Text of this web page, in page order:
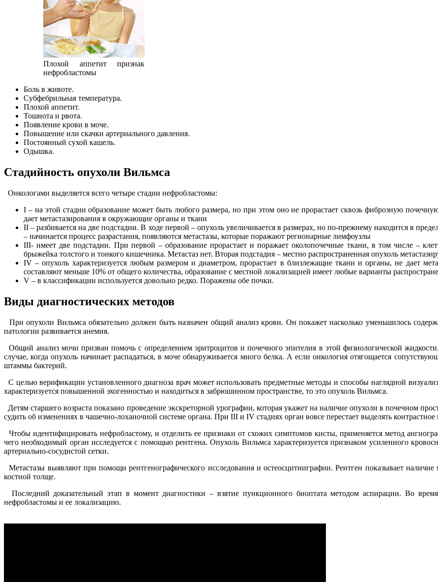
Плохой аппетит признак
нефробластомы
Боль в животе.
Субфебрильная температура.
Плохой аппетит.
Тошнота и рвота.
Появление крови в моче.
Повышение или скачки артериального давления.
Постоянный сухой кашель.
Одышка.
Стадийность опухоли Вильмса
Онкологами выделяется всего четыре стадии нефробластомы:
I – на этой стадии образование может быть любого размера, но при этом оно не прорастает сквозь фиброзную
дает метастазирования в окружающие органы и ткани
II – разбивается на две подстадии. В ходе первой – опухоль увеличивается в размерах, но по-прежнему находится в
– начинается процесс разрастания, появляются метастазы, которые поражают регионарные лимфоузлы
III- имеет две подстадии. При первой – образование прорастает и поражает околопочечные ткани, в том числе –
брыжейка толстого и тонкого кишечника. Метастаз нет. Вторая подстадия – местно распространенная опухоль
IV – опухоль характеризуется любым размером и диаметром, прорастает в близлежащие ткани и органы, не дает
составляют меньше 10% от общего количества, образование с местной локализацией имеет любые варианты
V – в классификации используется довольно редко. Поражены обе почки.
Виды диагностических методов
При опухоли Вильмса обязательно должен быть назначен общий анализ крови. Он покажет насколько уменьшилось
патологии развивается анемия.
Общий анализ мочи призван помочь с определением эритроцитов и почечного эпителия в этой физиологической
случае, когда опухоль начинает распадаться, в моче обнаруживается много белка. А если онкология отягощается
штаммы бактерий.
С целью верификации установленного диагноза врач может использовать предметные методы и способы наглядной
характеризуется повышенной эхогенностью и находиться в забрюшинном пространстве, то это опухоль Вильмса.
Детям старшего возраста показано проведение экскреторной урографии, которая укажет на наличие опухоли в почечном
судить об изменениях в чашечно-лоханочной системе органа. При III и IV стадиях орган вовсе перестает выделять контрастное
Чтобы идентифицировать нефробластому, и отделить ее признаки от схожих симптомов кисты, применяется метод
чего необходимый орган исследуется с помощью рентгена. Опухоль Вильмса характеризуется признаком усиленного
артериально-сосудистой сетки.
Метастазы выявляют при помощи рентгенографического исследования и остеосцитниграфии. Рентген показывает наличие
костной толще.
Последний доказательный этап в момент диагностики – взятие пункционного биоптата методом аспирации. Во
нефробластомы и ее локализацию.